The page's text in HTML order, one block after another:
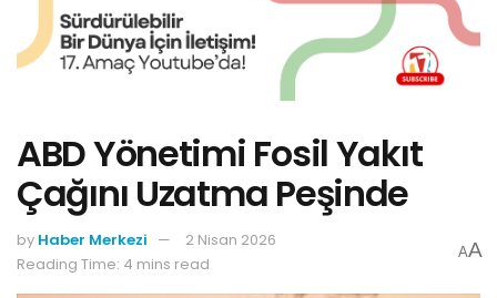
ABD Yönetimi Fosil Yakıt
Çağını Uzatma Peşinde
by Haber Merkezi
2 Nisan 2026
Reading Time: 4 mins read
AA